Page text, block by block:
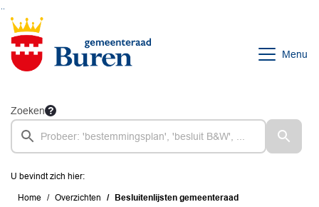
Ga naar de inhoud van deze pagina
Ga naar het zoeken
Ga naar het menu
Menu
Zoeken
U bevindt zich hier:
Home Overzichten Besluitenlijsten gemeenteraad